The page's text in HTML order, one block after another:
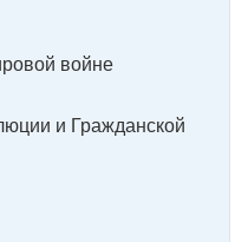
войне
и Гражданской